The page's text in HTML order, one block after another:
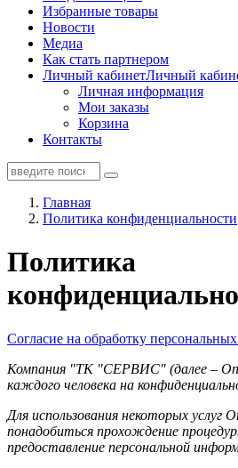
Избранные товары
Новости
Медиа
Как стать партнером
Личный кабинетЛичный
Личная информация
Мои заказы
Корзина
Контакты
Главная
Политика конфиденциальности
Политика
Согласие на обработку
Компания "ТК "СЕРВИС" (далее –
каждого человека на
Для использования некоторых
понадобиться прохождение
предоставление персональной